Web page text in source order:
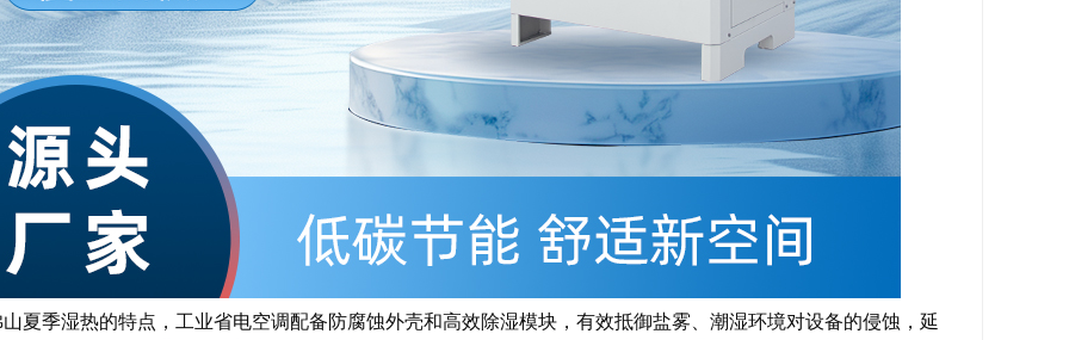
夏季湿热的特点，工业省电空调配备防腐蚀外壳和高效除湿模块，有效抵御盐雾、潮湿环境对设备的侵蚀，延